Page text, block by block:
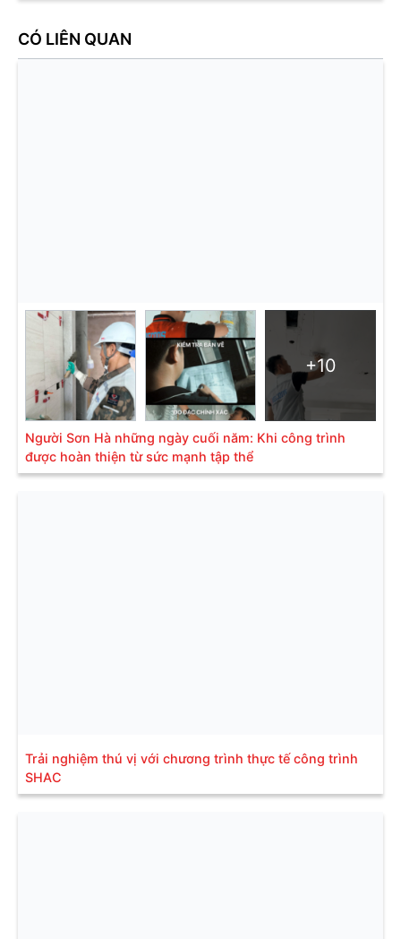
CÓ LIÊN QUAN
+10
Người Sơn Hà những ngày cuối năm: Khi công trình
được hoàn thiện từ sức mạnh tập thể
Trải nghiệm thú vị với chương trình thực tế công trình
SHAC